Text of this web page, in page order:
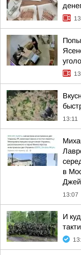
13:11
в
13:07
И